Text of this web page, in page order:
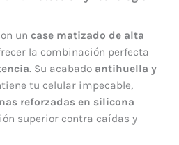
un case matizado de alta
la combinación perfecta
. Su acabado antihuella y
tu celular impecable,
reforzadas en silicona
superior contra caídas y